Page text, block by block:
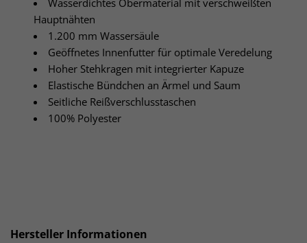
Wasserdichtes Obermaterial mit verschweißten
Hauptnähten
1.200 mm Wassersäule
Geöffnetes Innenfutter für optimale Veredelung
Hoher Stehkragen mit integrierter Kapuze
Elastische Bündchen an Ärmel und Saum
Seitliche Reißverschlusstaschen
100% Polyester
Hersteller Informationen